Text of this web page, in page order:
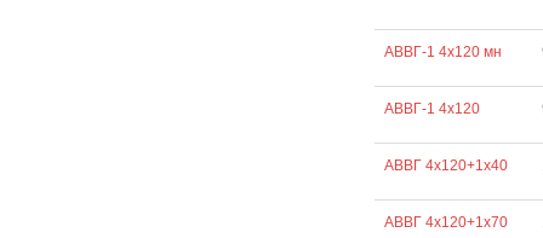
АВВГ-1 4х120 мн
АВВГ-1 4х120
АВВГ 4х120+1х40
АВВГ 4х120+1х70